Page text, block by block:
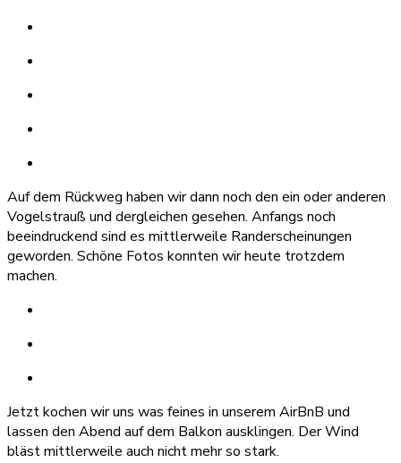
Auf dem Rückweg haben wir dann noch den ein oder anderen
Vogelstrauß und dergleichen gesehen. Anfangs noch
beeindruckend sind es mittlerweile Randerscheinungen
geworden. Schöne Fotos konnten wir heute trotzdem
machen.
Jetzt kochen wir uns was feines in unserem AirBnB und
lassen den Abend auf dem Balkon ausklingen. Der Wind
bläst mittlerweile auch nicht mehr so stark.